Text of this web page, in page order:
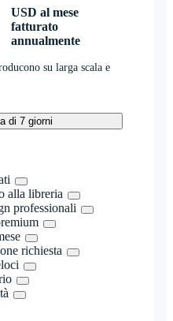
USD al mese
fatturato
annualmente
su larga scala e
di 7 giorni
alla libreria
professionali
richiesta